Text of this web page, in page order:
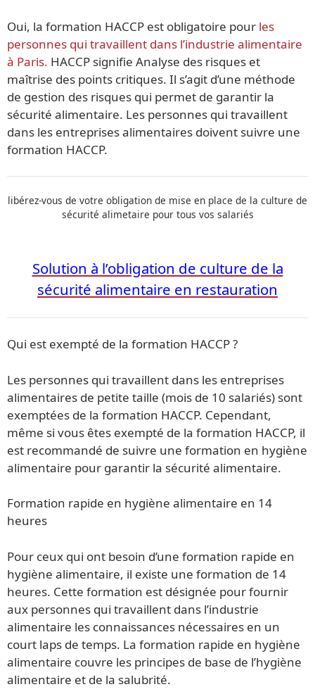
Oui, la formation HACCP est obligatoire pour les
personnes qui travaillent dans l’industrie alimentaire
à Paris. HACCP signifie Analyse des risques et
maîtrise des points critiques. Il s’agit d’une méthode
de gestion des risques qui permet de garantir la
sécurité alimentaire. Les personnes qui travaillent
dans les entreprises alimentaires doivent suivre une
formation HACCP.
libérez-vous de votre obligation de mise en place de la culture de
sécurité alimetaire pour tous vos salariés
Solution à l’obligation de culture de la
sécurité alimentaire en restauration
Qui est exempté de la formation HACCP ?
Les personnes qui travaillent dans les entreprises
alimentaires de petite taille (mois de 10 salariés) sont
exemptées de la formation HACCP. Cependant,
même si vous êtes exempté de la formation HACCP, il
est recommandé de suivre une formation en hygiène
alimentaire pour garantir la sécurité alimentaire.
Formation rapide en hygiène alimentaire en 14
heures
Pour ceux qui ont besoin d’une formation rapide en
hygiène alimentaire, il existe une formation de 14
heures. Cette formation est désignée pour fournir
aux personnes qui travaillent dans l’industrie
alimentaire les connaissances nécessaires en un
court laps de temps. La formation rapide en hygiène
alimentaire couvre les principes de base de l’hygiène
alimentaire et de la salubrité.